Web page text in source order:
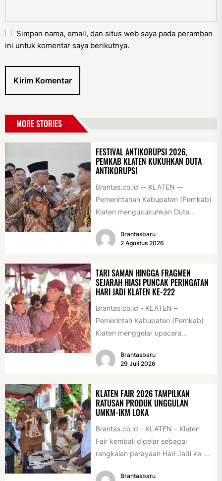
Simpan nama, email, dan situs web saya pada peramban
ini untuk komentar saya berikutnya.
MORE STORIES
FESTIVAL ANTIKORUPSI 2026,
PEMKAB KLATEN KUKUHKAN DUTA
ANTIKORUPSI
Brantas.co.id -- KLATEN --
Pemerintahan Kabupaten (Pemkab)
Klaten mengukukuhkan Duta
pelajar dan pemuda. Pengukuhan
tersebut digelar...
Brantasbaru
2 Agustus 2026
TARI SAMAN HINGGA FRAGMEN
SEJARAH HIASI PUNCAK PERINGATAN
HARI JADI KLATEN KE-222
Brantas.co.id - KLATEN –
Pemerintah Kabupaten (Pemkab)
Klaten menggelar upacara
di Alun-alun Klaten, Selasa
Brantasbaru
29 Juli 2026
KLATEN FAIR 2026 TAMPILKAN
RATUSAN PRODUK UNGGULAN
UMKM-IKM LOKA
Brantas.co.id - KLATEN – Klaten
Fair kembali digelar sebagai
rangkaian perayaan Hari Jadi ke-
Acara ini digelar...
Brantasbaru